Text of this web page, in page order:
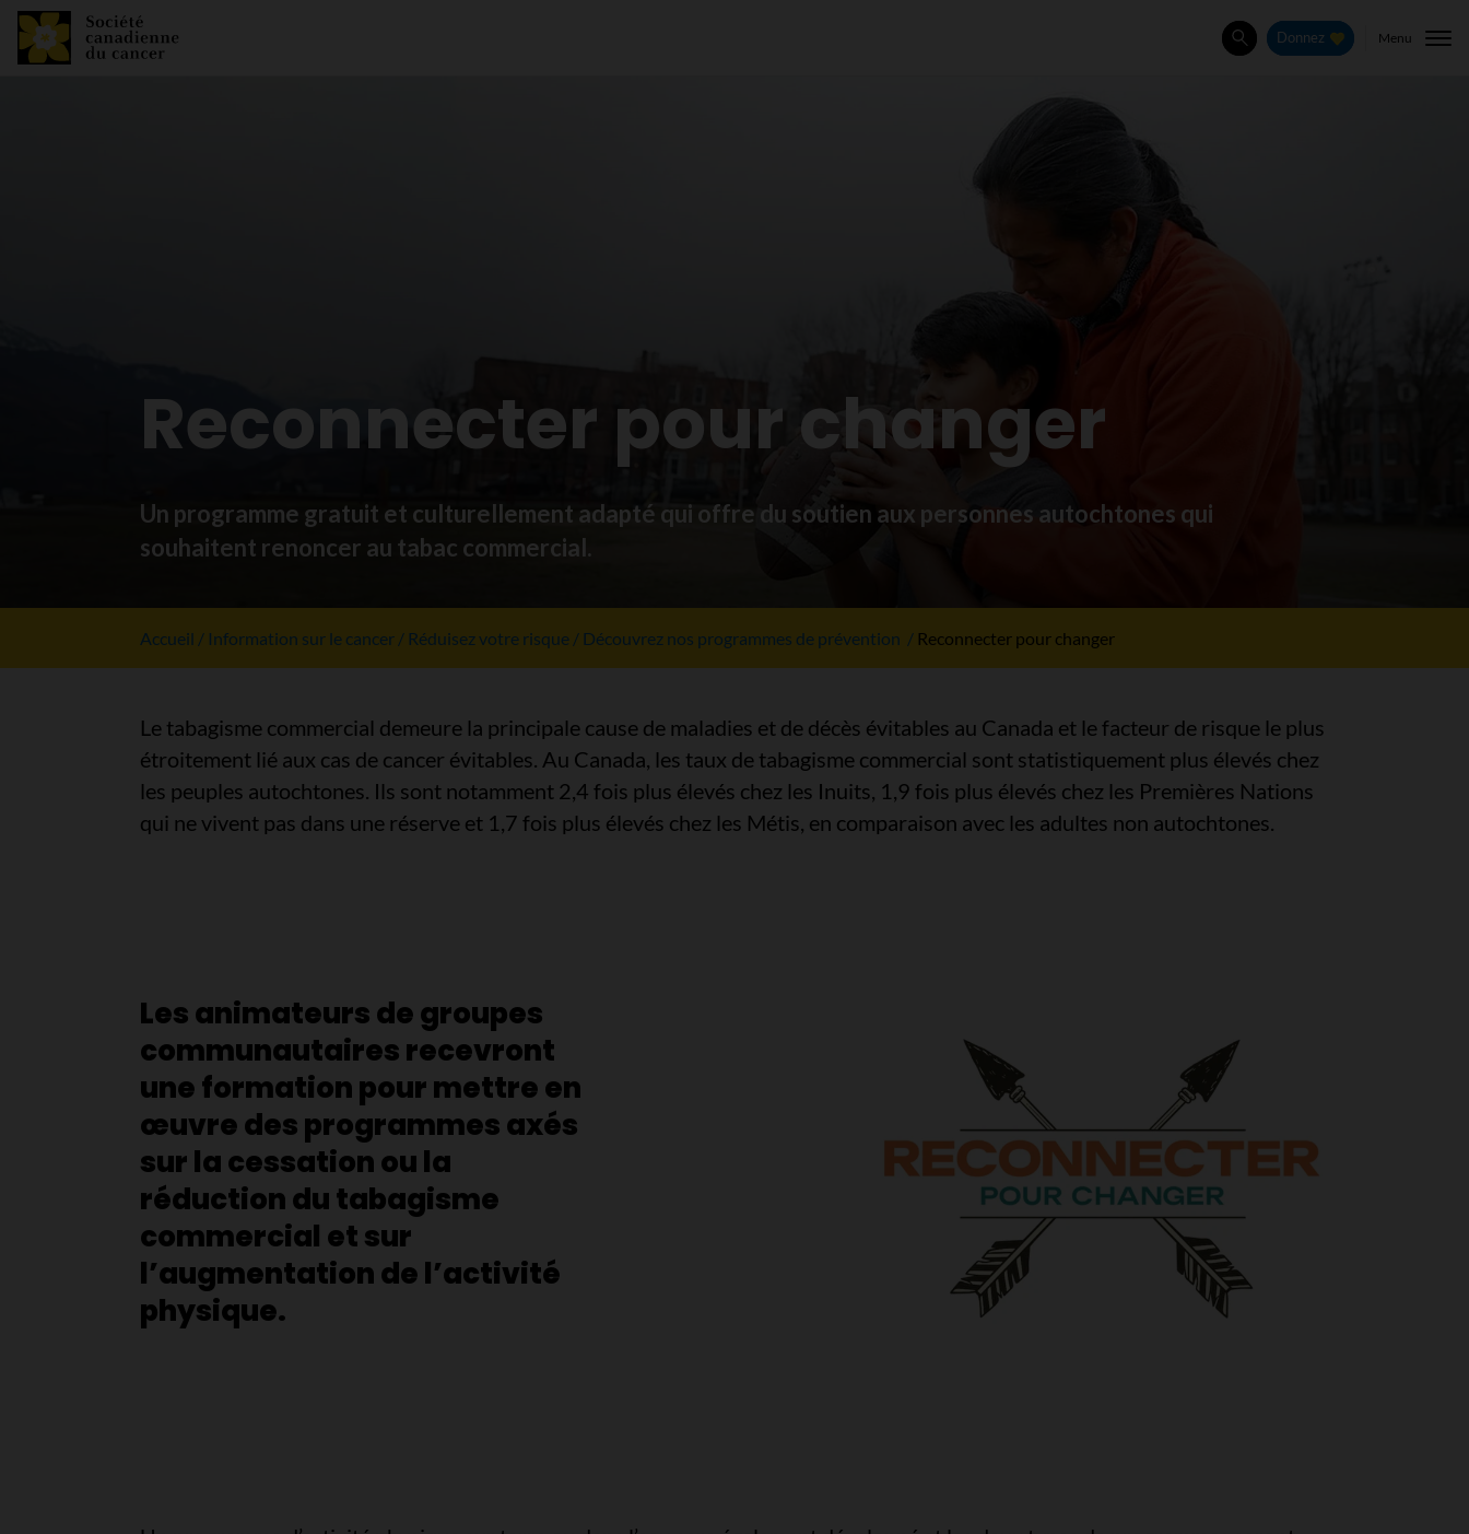
Rechercher
Donnez Menu
Reconnecter pour changer
Un programme gratuit et culturellement adapté qui offre du soutien aux personnes autochtones qui
souhaitent renoncer au tabac commercial.
Accueil Information sur le cancer Réduisez votre risque Découvrez nos programmes de prévention Reconnecter pour changer
Le tabagisme commercial demeure la principale cause de maladies et de décès évitables au Canada et le facteur de risque le plus
étroitement lié aux cas de cancer évitables. Au Canada, les taux de tabagisme commercial sont statistiquement plus élevés chez
les peuples autochtones. Ils sont notamment 2,4 fois plus élevés chez les Inuits, 1,9 fois plus élevés chez les Premières Nations
qui ne vivent pas dans une réserve et 1,7 fois plus élevés chez les Métis, en comparaison avec les adultes non autochtones.
Les animateurs de groupes
communautaires recevront
une formation pour mettre en
œuvre des programmes axés
sur la cessation ou la
réduction du tabagisme
commercial et sur
l’augmentation de l’activité
physique.